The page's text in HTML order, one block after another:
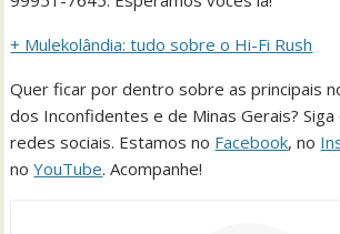
+ Mulekolândia: tudo sobre o Hi-Fi Rush
Quer ficar por dentro sobre as principais
dos Inconfidentes e de Minas Gerais? Siga
redes sociais. Estamos no Facebook, no
noYouTube. Acompanhe!